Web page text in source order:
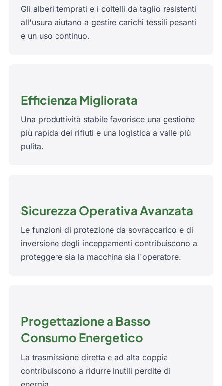
Gli alberi temprati e i coltelli da taglio resistenti
all'usura aiutano a gestire carichi tessili pesanti
e un uso continuo.
Efficienza Migliorata
Una produttività stabile favorisce una gestione
più rapida dei rifiuti e una logistica a valle più
pulita.
Sicurezza Operativa Avanzata
Le funzioni di protezione da sovraccarico e di
inversione degli inceppamenti contribuiscono a
proteggere sia la macchina sia l'operatore.
Progettazione a Basso
Consumo Energetico
La trasmissione diretta e ad alta coppia
contribuiscono a ridurre inutili perdite di
energia.